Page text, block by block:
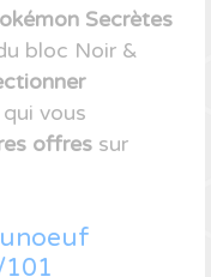
Secrètes
bloc Noir &
qui vous
offres sur